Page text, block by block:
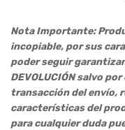
Nota Importante:
incopiable, por sus
poder seguir
DEVOLUCIÓN salvo
transacción del envío,
características del
para cualquier duda